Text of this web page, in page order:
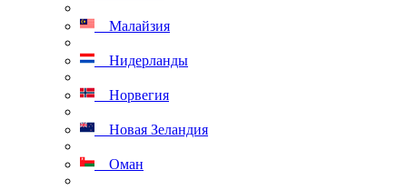
Малайзия
Нидерланды
Норвегия
Новая Зеландия
Оман